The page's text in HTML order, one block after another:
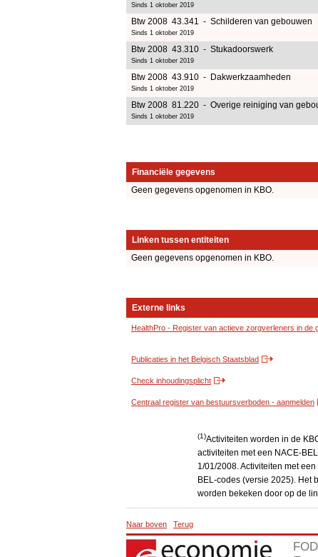
Sinds 1 oktober 2019
Btw 2008 43.341 - Schilderen van gebouwen
Sinds 1 oktober 2019
Btw 2008 43.310 - Stukadoorswerk
Sinds 1 oktober 2019
Btw 2008 43.910 - Dakwerkzaamheden
Sinds 1 oktober 2019
Btw 2008 81.220 - Overige reiniging van
Sinds 1 oktober 2019
Financiële gegevens
Geen gegevens opgenomen in KBO.
Linken tussen entiteiten
Geen gegevens opgenomen in KBO.
Externe links
HealthPro - Register van actieve zorgverleners in de
Publicaties in het Belgisch Staatsblad
Check inhoudingsplicht
Centraal register van bestuursverboden - aanmelden
(1)Activiteiten worden in de
activiteiten met een NACE-
1/01/2008. Activiteiten met
BEL-codes (versie 2025). Het
worden bekeken door op de
Naar boven Terug